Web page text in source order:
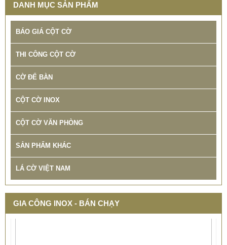
DANH MỤC SẢN PHẨM
BÁO GIÁ CỘT CỜ
THI CÔNG CỘT CỜ
CỜ ĐỂ BÀN
CỘT CỜ INOX
CỘT CỜ VĂN PHÒNG
SẢN PHẨM KHÁC
LÁ CỜ VIỆT NAM
GIA CÔNG INOX - BÁN CHẠY